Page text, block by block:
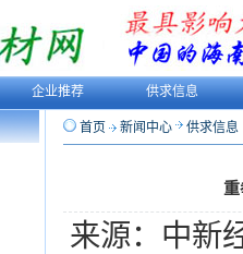
企业推荐 供求信息
首页 新闻中心 供求信息
重
来源：中新